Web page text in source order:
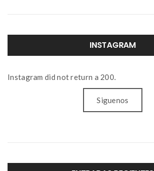
INSTAGRAM
Instagram did not return a 200.
Siguenos